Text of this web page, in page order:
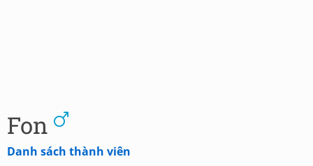
Fon
Danh sách thành viên